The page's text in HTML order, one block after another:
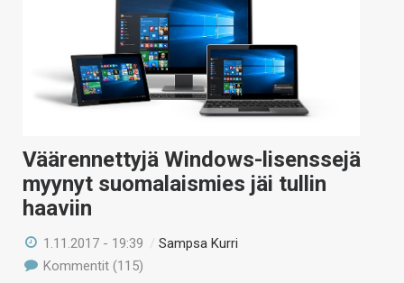
Väärennettyjä Windows-lisenssejä
myynyt suomalaismies jäi tullin
haaviin
1.11.2017 - 19:39 /Sampsa Kurri
Kommentit (115)